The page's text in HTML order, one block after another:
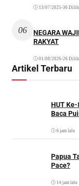
13/07/2025 •36
06
NEGARA
RAKYAT
01/08/2026•26
Artikel Terbaru
HUT
Baca
6 jam lalu
Papua
Pace?
14 jam lalu